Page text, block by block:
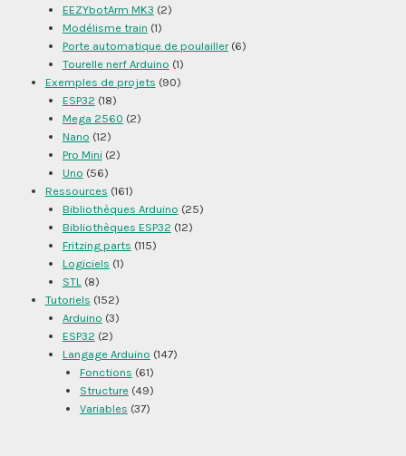
EEZYbotArm MK3 (2)
Modélisme train (1)
Porte automatique de poulailler(6)
Tourelle nerf Arduino (1)
Exemples de projets (90)
ESP32 (18)
Mega 2560 (2)
Nano (12)
Pro Mini(2)
Uno (56)
Ressources (161)
Bibliothèques Arduino (25)
Bibliothèques ESP32 (12)
Fritzing parts (115)
Logiciels (1)
STL(8)
Tutoriels (152)
Arduino (3)
ESP32 (2)
Langage Arduino (147)
Fonctions (61)
Structure(49)
Variables (37)